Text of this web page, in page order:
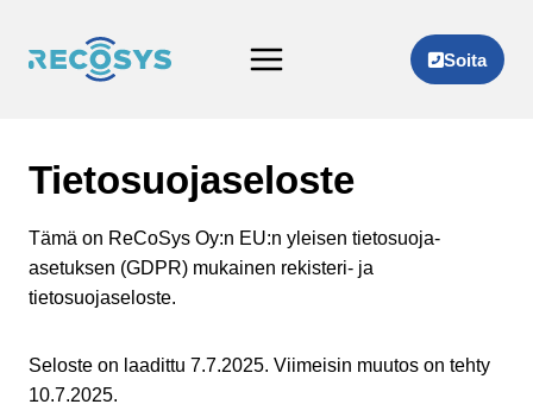
Soita
Tietosuoja­seloste
Tämä on ReCoSys Oy:n EU:n yleisen tietosuoja-
asetuksen (GDPR) mukainen rekisteri- ja
tietosuojaseloste.
Seloste on laadittu 7.7.2025. Viimeisin muutos on tehty
10.7.2025.